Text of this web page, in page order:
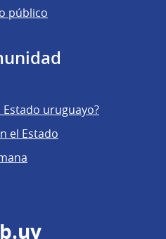
público
uruguayo?
el Estado